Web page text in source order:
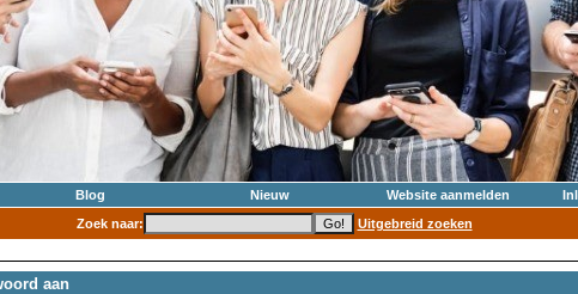
Blog Nieuw Website aanmelden
Zoek naar:
Uitgebreid zoeken
aan